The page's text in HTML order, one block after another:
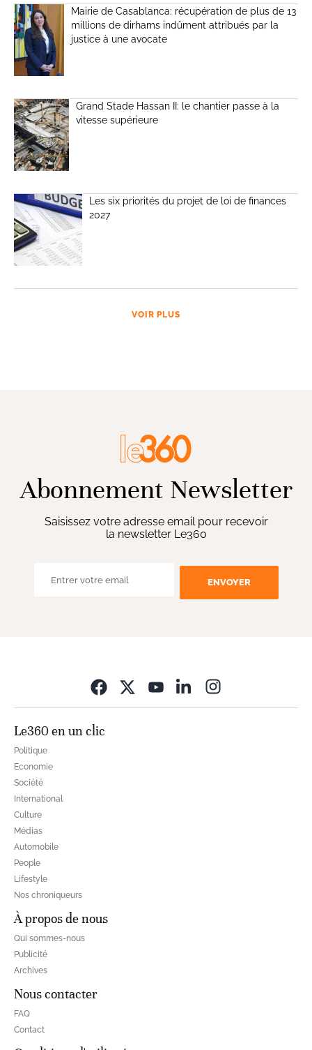
Mairie de Casablanca: récupération de plus de 13
millions de dirhams indûment attribués par la
justice à une avocate
Grand Stade Hassan II: le chantier passe à la
vitesse supérieure
Les six priorités du projet de loi de finances
2027
VOIR PLUS
Abonnement Newsletter
Saisissez votre adresse email pour recevoir
la newsletter Le360
ENVOYER
Le360 en un clic
Politique
Economie
Société
International
Culture
Médias
Automobile
People
Lifestyle
Nos chroniqueurs
À propos de nous
Qui sommes-nous
Publicité
Archives
Nous contacter
FAQ
Contact